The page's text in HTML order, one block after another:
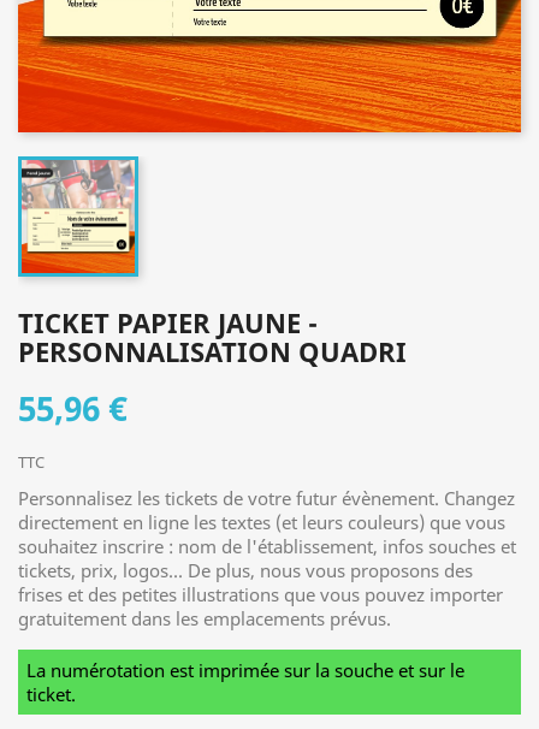
TICKET PAPIER JAUNE -
PERSONNALISATION QUADRI
55,96 €
TTC
Personnalisez les tickets de votre futur évènement. Changez
directement en ligne les textes (et leurs couleurs) que vous
souhaitez inscrire : nom de l'établissement, infos souches et
tickets, prix, logos... De plus, nous vous proposons des
frises et des petites illustrations que vous pouvez importer
gratuitement dans les emplacements prévus.
La numérotation est imprimée sur la souche et sur le
ticket.